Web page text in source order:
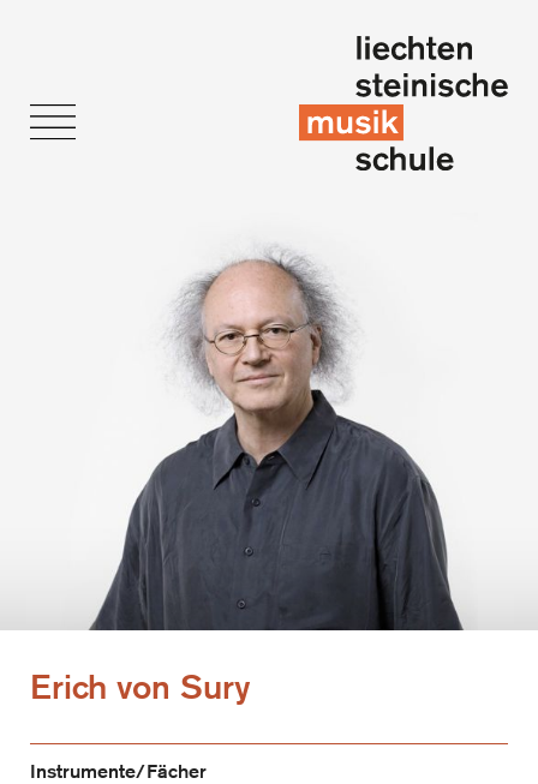
Erich von Sury
Instrumente/Fächer